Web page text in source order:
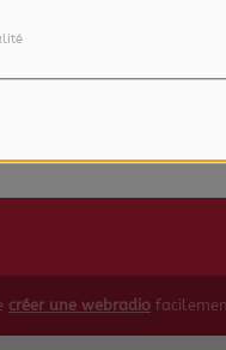
page que vous
créer une webradio